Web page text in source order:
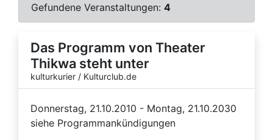
Gefundene Veranstaltungen: 4
Das Programm von Theater
Thikwa steht unter
kulturkurier / Kulturclub.de
Donnerstag, 21.10.2010 - Montag, 21.10.2030
siehe Programmankündigungen